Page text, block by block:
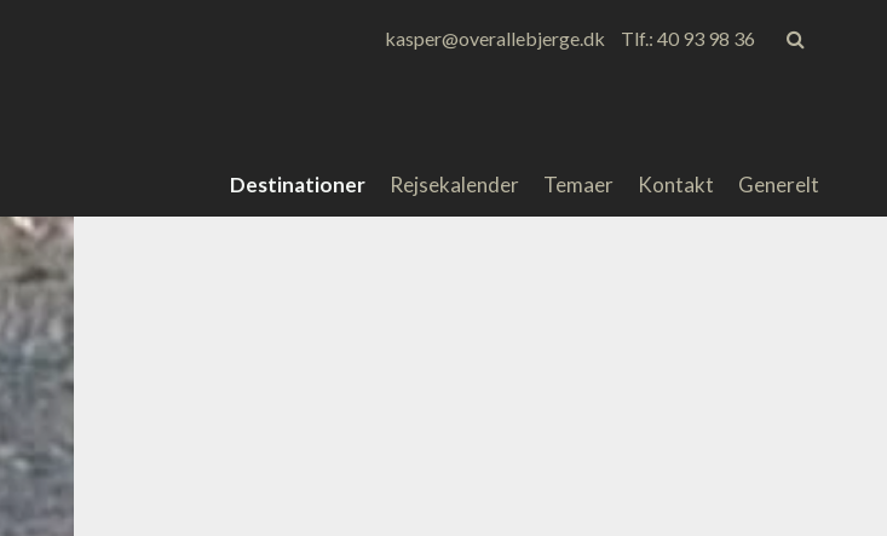
kasper@overallebjerge.dk Tlf.: 40 93 98 36
Destinationer Rejsekalender Temaer Kontakt Generelt